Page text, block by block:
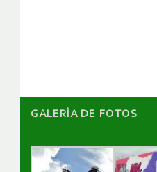
GALERÌA DE FOTOS